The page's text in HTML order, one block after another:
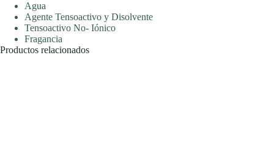
Agua
Agente Tensoactivo y Disolvente
Tensoactivo No- Iónico
Fragancia
Productos relacionados